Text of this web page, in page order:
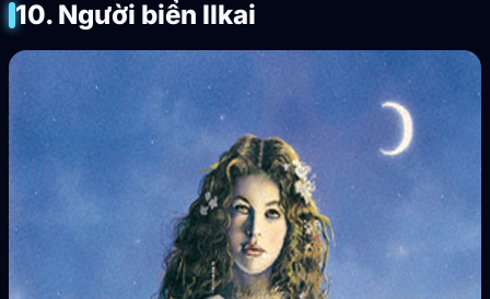
10. Người biển Ilkai